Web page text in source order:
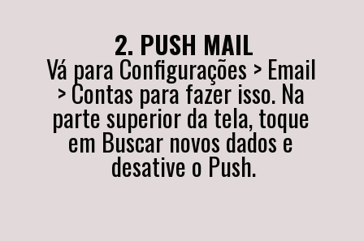
2. PUSH MAIL
Vá para Configurações > Email
> Contas para fazer isso. Na
parte superior da tela, toque
em Buscar novos dados e
desative o Push.